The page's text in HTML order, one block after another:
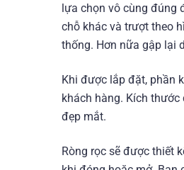
lựa chọn vô cùng đúng
chỗ khác và trượt theo
thống. Hơn nữa gập lại
Khi được lắp đặt, phần
khách hàng. Kích
đẹp mắt.
Ròng rọc sẽ được thiết